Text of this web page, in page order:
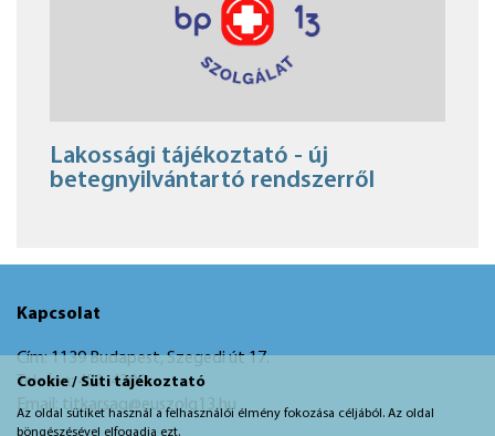
Cookie / Süti tájékoztató
Az oldal sütiket használ a felhasználói élmény fokozása céljából. Az oldal
böngészésével elfogadja ezt.
Lakossági tájékoztató - új
betegnyilvántartó rendszerről
Kapcsolat
Cím: 1139 Budapest, Szegedi út 17.
Telefon: 452-4200
Email: titkarsag@euszolg13.hu